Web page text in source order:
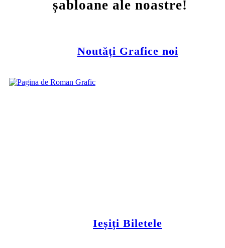
șabloane ale noastre!
Noutăți Grafice noi
Ieșiți Biletele